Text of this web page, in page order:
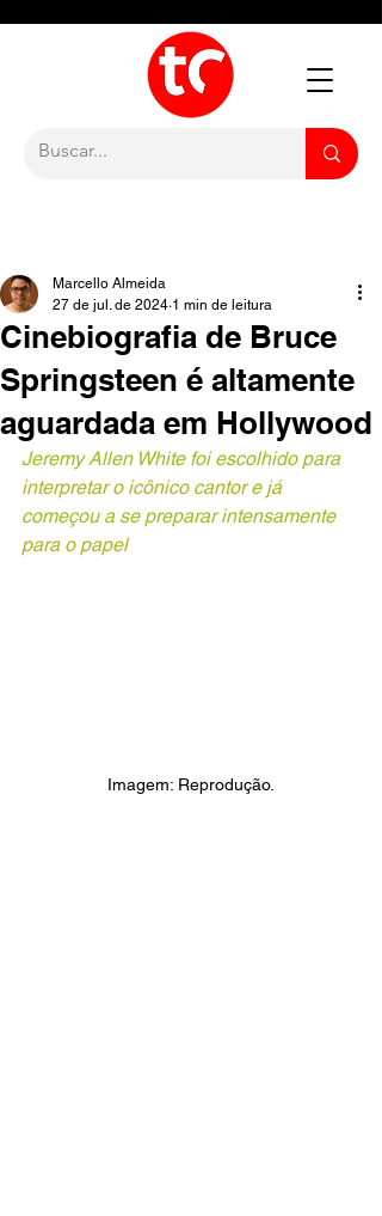
Cinebiografia de Bruce
Springsteen é altamente
aguardada em Hollywood
Marcello Almeida
27 de jul. de 2024 1 min de leitura
Jeremy Allen White foi escolhido para
interpretar o icônico cantor e já
começou a se preparar intensamente
para o papel
Imagem: Reprodução.